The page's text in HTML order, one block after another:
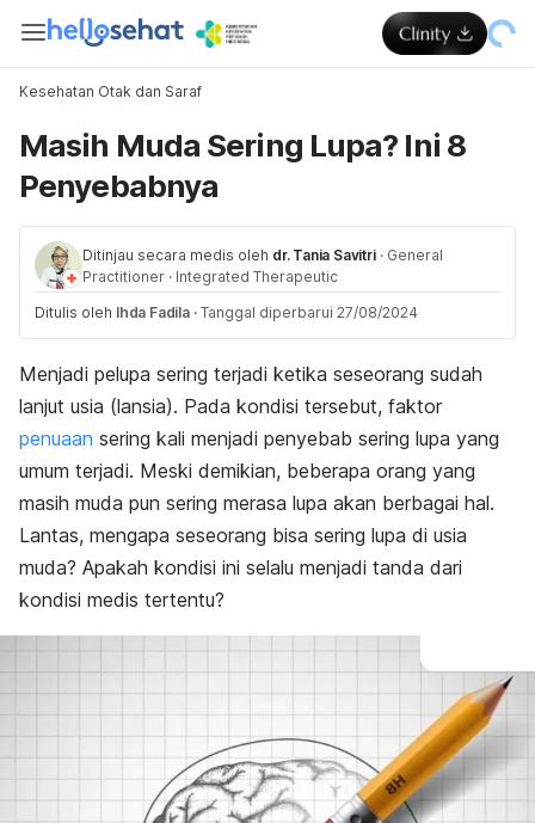
Kesehatan Otak dan Saraf
Masih Muda Sering Lupa? Ini 8
Penyebabnya
Ditinjau secara medis oleh dr. Tania Savitri · General
Practitioner · Integrated Therapeutic
Ditulis oleh Ihda Fadila · Tanggal diperbarui 27/08/2024
Menjadi pelupa sering terjadi ketika seseorang sudah
lanjut usia (lansia). Pada kondisi tersebut, faktor
penuaan sering kali menjadi penyebab sering lupa yang
umum terjadi. Meski demikian, beberapa orang yang
masih muda pun sering merasa lupa akan berbagai hal.
Lantas, mengapa seseorang bisa sering lupa di usia
muda? Apakah kondisi ini selalu menjadi tanda dari
kondisi medis tertentu?